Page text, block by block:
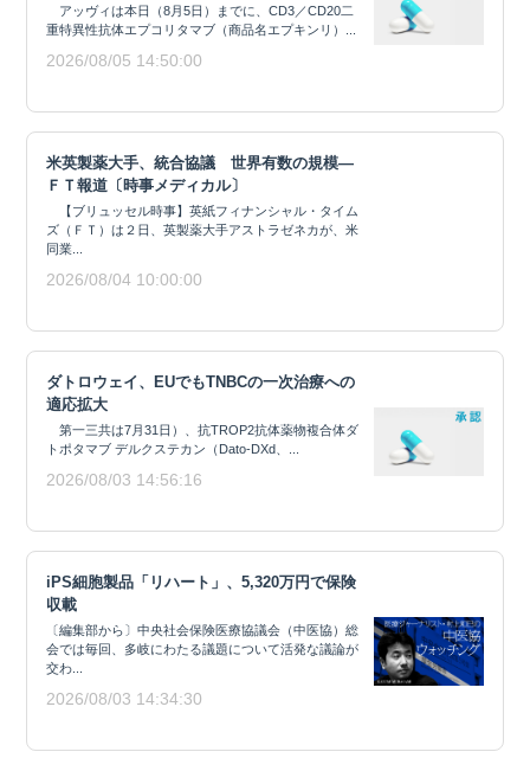
アッヴィは本日（8月5日）までに、CD3／CD20二
重特異性抗体エプコリタマブ（商品名エプキンリ）...
2026/08/05 14:50:00
米英製薬大手、統合協議 世界有数の規模―
ＦＴ報道〔時事メディカル〕
【ブリュッセル時事】英紙フィナンシャル・タイム
ズ（ＦＴ）は２日、英製薬大手アストラゼネカが、米
同業...
2026/08/04 10:00:00
ダトロウェイ、EUでもTNBCの一次治療への
適応拡大
第一三共は7月31日）、抗TROP2抗体薬物複合体ダ
トポタマブ デルクステカン（Dato-DXd、...
2026/08/03 14:56:16
iPS細胞製品「リハート」、5,320万円で保険
収載
〔編集部から〕中央社会保険医療協議会（中医協）総
会では毎回、多岐にわたる議題について活発な議論が
交わ...
2026/08/03 14:34:30